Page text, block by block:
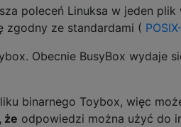
poleceń Linuksa w jeden
zgodny ze standardami (
Obecnie BusyBox wydaje
binarnego Toybox, więc
że odpowiedzi można użyć do